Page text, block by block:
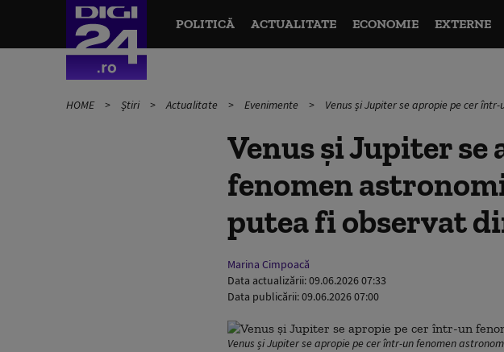
POLITICĂ ACTUALITATE ECONOMIE EXTERNE
HOME Știri Actualitate Evenimente Venus și Jupiter se apropie pe cer
Venus și Jupiter
fenomen
putea fi observat
Marina Cimpoacă
Data actualizării:09.06.2026 07:33
Data publicării:09.06.2026 07:00
Venus și Jupiter se apropie pe cer într-un fenomen